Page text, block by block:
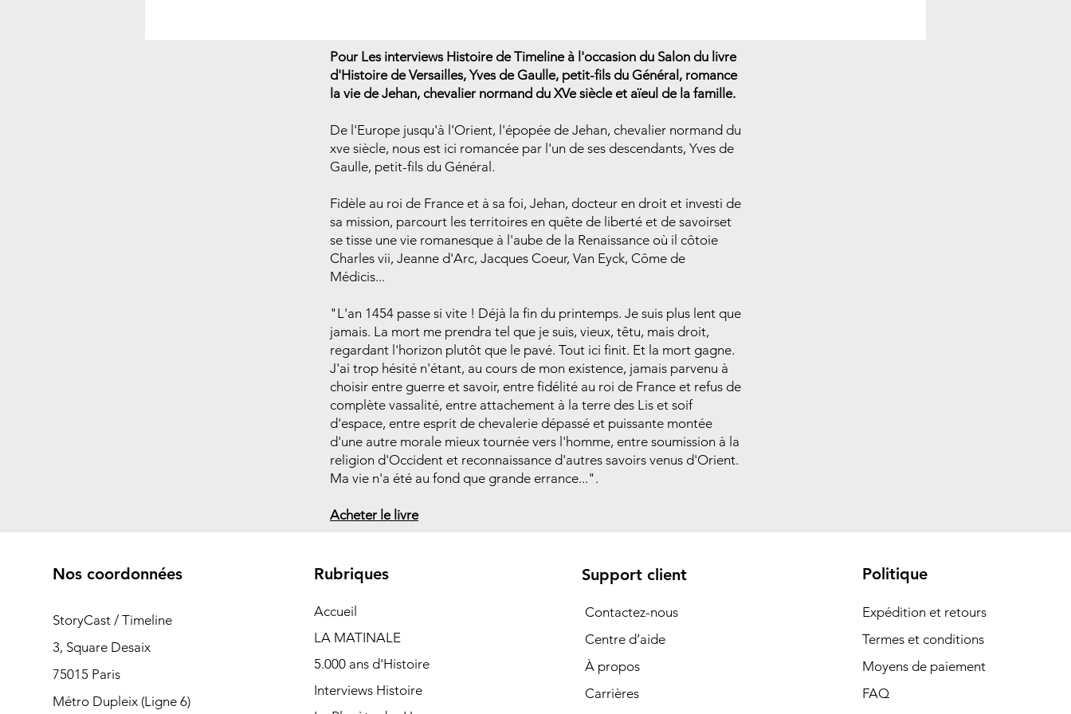
Pour Les interviews Histoire de Timeline à l'occasion du Salon du livre
d'Histoire de Versailles, Yves de Gaulle, petit-fils du Général, romance
la vie de Jehan, chevalier normand du XVe siècle et aïeul de la famille.
De l'Europe jusqu'à l'Orient, l'épopée de Jehan, chevalier normand du
xve siècle, nous est ici romancée par l'un de ses descendants, Yves de
Gaulle, petit-fils du Général.
Fidèle au roi de France et à sa foi, Jehan, docteur en droit et investi de
sa mission, parcourt les territoires en quête de liberté et de savoirset
se tisse une vie romanesque à l'aube de la Renaissance où il côtoie
Charles vii, Jeanne d'Arc, Jacques Coeur, Van Eyck, Côme de
Médicis...
"L'an 1454 passe si vite ! Déjà la fin du printemps. Je suis plus lent que
jamais. La mort me prendra tel que je suis, vieux, têtu, mais droit,
regardant l'horizon plutôt que le pavé. Tout ici finit. Et la mort gagne.
J'ai trop hésité n'étant, au cours de mon existence, jamais parvenu à
choisir entre guerre et savoir, entre fidélité au roi de France et refus de
complète vassalité, entre attachement à la terre des Lis et soif
d'espace, entre esprit de chevalerie dépassé et puissante montée
d'une autre morale mieux tournée vers l'homme, entre soumission à la
religion d'Occident et reconnaissance d'autres savoirs venus d'Orient.
Ma vie n'a été au fond que grande errance...".
Acheter le livre
Nos coordonnées
StoryCast / Timeline
3, Square Desaix
75015 Paris
Métro Dupleix (Ligne 6)
Rubriques
Accueil
LA MATINALE
5.000 ans d'Histoire
Interviews Histoire
Support client
Contactez-nous
Centre d’aide
À propos
Carrières
Politique
Expédition et retours
Termes et conditions
Moyens de paiement
FAQ